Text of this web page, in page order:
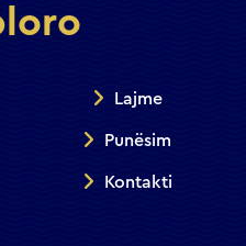
Lajme
Punësim
Kontakti